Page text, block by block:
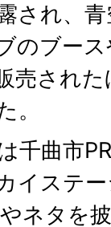
され、
のブー
売され
。
千曲市
イステ
ネタを